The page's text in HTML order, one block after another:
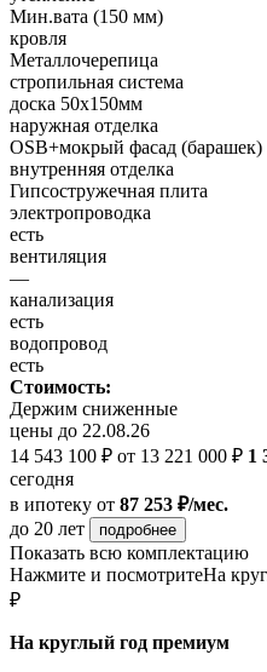
Мин.вата (150 мм)
кровля
Металлочерепица
стропильная система
доска 50х150мм
наружная отделка
OSB+мокрый фасад (барашек)
внутренняя отделка
Гипсостружечная плита
электропроводка
есть
вентиляция
—
канализация
есть
водопровод
есть
Стоимость:
Держим сниженные
цены до 22.08.26
14 543 100 ₽ от 13 221 000 ₽ 1
сегодня
в ипотеку от 87 253 ₽/мес.
до 20 лет
подробнее
Показать всю комплектацию
Нажмите и посмотритеНа
₽
На круглый год премиум